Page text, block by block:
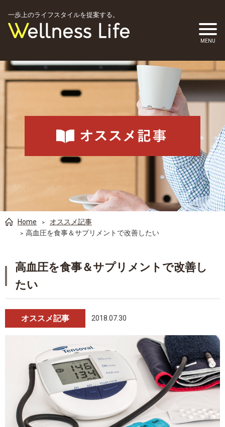
一歩上のライフスタイルを提案する。
Home
オススメ記事
高血圧を食事＆サプリメントで改善したい
高血圧を食事＆サプリメントで改善し
たい
オススメ記事 2018.07.30